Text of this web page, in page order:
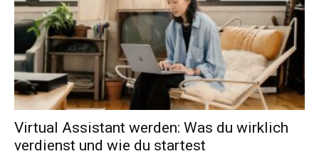
Virtual Assistant werden: Was du wirklich
verdienst und wie du startest